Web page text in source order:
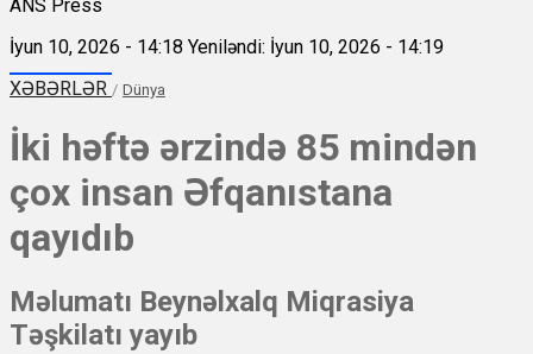
ANS Press
İyun 10, 2026 - 14:18 Yeniləndi: İyun 10, 2026 - 14:19
XƏBƏRLƏR / Dünya
İki həftə ərzində 85 mindən
çox insan Əfqanıstana
qayıdıb
Məlumatı Beynəlxalq Miqrasiya
Təşkilatı yayıb